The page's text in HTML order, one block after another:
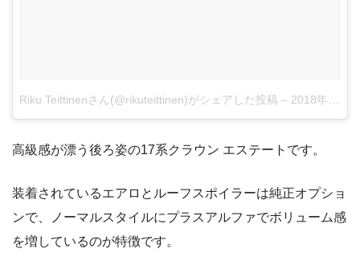
Riku Teittinenさん(@rikuteittinen)がシェアした投稿 – 2018年 7月月22日午後1時16分PDT
高級感が漂う後ろ姿の17系クラウン エステートです。
装着されているエアロとルーフスポイラーは純正オプショ
ンで、ノーマルスタイルにプラスアルファでボリューム感
を増しているのが特徴です。